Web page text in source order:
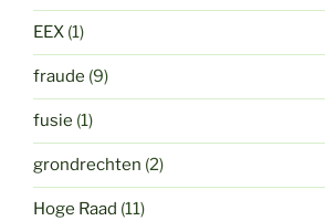
EEX (1)
fraude (9)
fusie (1)
grondrechten (2)
Hoge Raad (11)